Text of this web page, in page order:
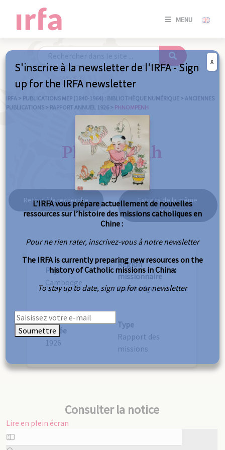
MENU
SE
/
IRFA > PUBLICATIONS MEP (1840-1964) : BIBLIOTHÈQUE NUMÉRIQUE > ANCIENNES
PUBLICATIONS > RAPPORT ANNUEL 1926 > PHNOMPENH
Phnompenh
Retour à la recherche
Extraits de la même
année
Pays
Cambodge
Région
missionnaire
Cambodge
Année
1926
Type
Rapport des
missions
Consulter la notice
Lire en plein écran
Aller
au
S'inscrire à la newsletter de l'IRFA - Sign
up for the IRFA newsletter
L’IRFA vous prépare actuellement de nouvelles
ressources sur l’histoire des missions catholiques en
Chine :
Pour ne rien rater, inscrivez-vous à notre newsletter
The IRFA is currently preparing new resources on the
history of Catholic missions in China:
To stay up to date, sign up for our newsletter
Soumettre
X